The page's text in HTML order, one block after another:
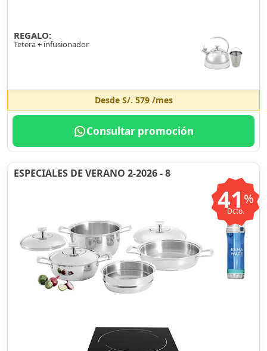
REGALO:
Tetera + infusionador
Desde S/. 579/mes
Consultar promoción
ESPECIALES DE VERANO 2-2026 - 8
41 %
Dcto.